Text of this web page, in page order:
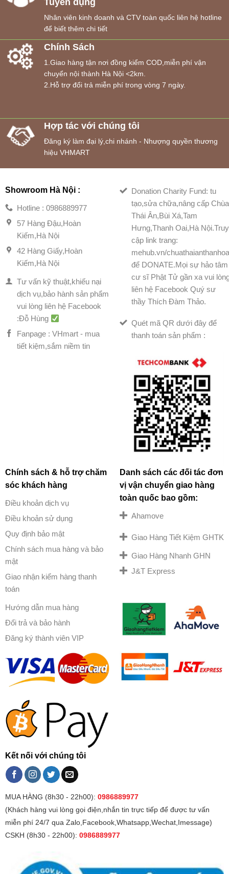
Tuyển dụng
Nhân viên kinh doanh và CTV toàn quốc liên hệ hotline
để biết thêm chi tiết
Chính Sách
1.Giao hàng tận nơi đồng kiểm COD,miễn phí vận
chuyển nội thành Hà Nội <2km.
2.Hỗ trợ đổi trả miễn phí trong vòng 7 ngày.
Hợp tác với chúng tôi
Đăng ký làm đại lý,chi nhánh - Nhượng quyền thương
hiệu VHMART
Showroom Hà Nội :
Hotline : 0986889977
57 Hàng Đậu,Hoàn
Kiếm,Hà Nội
42 Hàng Giấy,Hoàn
Kiếm,Hà Nội
Tư vấn kỹ thuật,khiếu nại
dịch vụ,bảo hành sản phẩm
vui lòng liên hệ Facebook
:Đỗ Hùng
Fanpage : VHmart - mua
tiết kiệm,sắm niềm tin
Donation Charity Fund: tu
tạo,sửa chữa,nâng cấp Chùa
Thái Ân,Bùi Xá,Tam
Hưng,Thanh Oai,Hà Nội.Truy
cập link trang:
mehub.vn/
để DONATE.Mọi sự hảo tâm
cư sĩ Phật Tử gần xa vui
liên hệ Facebook Quý sư
thầy Thích Đàm Thảo.
Quét mã QR dưới đây để
thanh toán sản phẩm :
Chính sách & hỗ trợ chăm
sóc khách hàng
Điều khoản dịch vụ
Điều khoản sử dụng
Quy định bảo mật
Chính sách mua hàng và bảo
mật
Giao nhận kiểm hàng thanh
toán
Hướng dẫn mua hàng
Đổi trả và bảo hành
Đăng ký thành viên VIP
Danh sách các đối tác đơn
vị vận chuyển giao hàng
toàn quốc bao gồm:
Ahamove
Giao Hàng Tiết Kiệm GHTK
Giao Hàng Nhanh GHN
J&T Express
Kết nối với chúng tôi
MUA HÀNG (8h30 - 22h00): 0986889977
(Khách hàng vui lòng gọi điện,nhắn tin trực tiếp để được tư vấn
miễn phí 24/7 qua Zalo,Facebook,Whatsapp,Wechat,Imessage)
CSKH (8h30 - 22h00): 0986889977